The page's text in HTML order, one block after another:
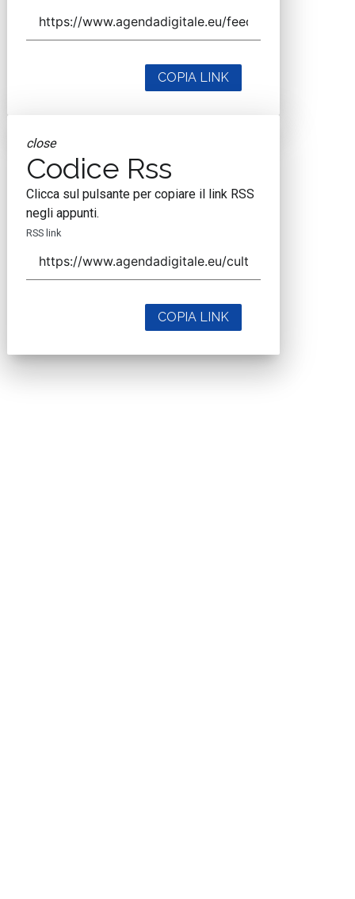
COPIA LINK
close
Codice Rss
Clicca sul pulsante per copiare il link RSS
negli appunti.
RSS link
COPIA LINK